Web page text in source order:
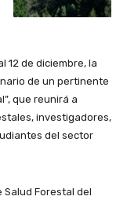
12 de diciembre, la
de un pertinente
que reunirá a
investigadores,
del sector
Salud Forestal del